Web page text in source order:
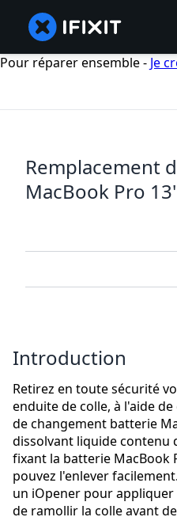
Pour réparer ensemble - Je
Remplacement
MacBook Pro
Introduction
Retirez en toute sécurité
enduite de colle, à l'aide
de changement batterie
dissolvant liquide contenu
fixant la batterie MacBook
pouvez l'enlever
un iOpener pour appliquer
de ramollir la colle avant